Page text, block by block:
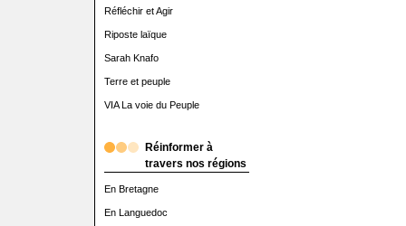
Réfléchir et Agir
Riposte laïque
Sarah Knafo
Terre et peuple
VIA La voie du Peuple
Réinformer à
travers nos régions
En Bretagne
En Languedoc